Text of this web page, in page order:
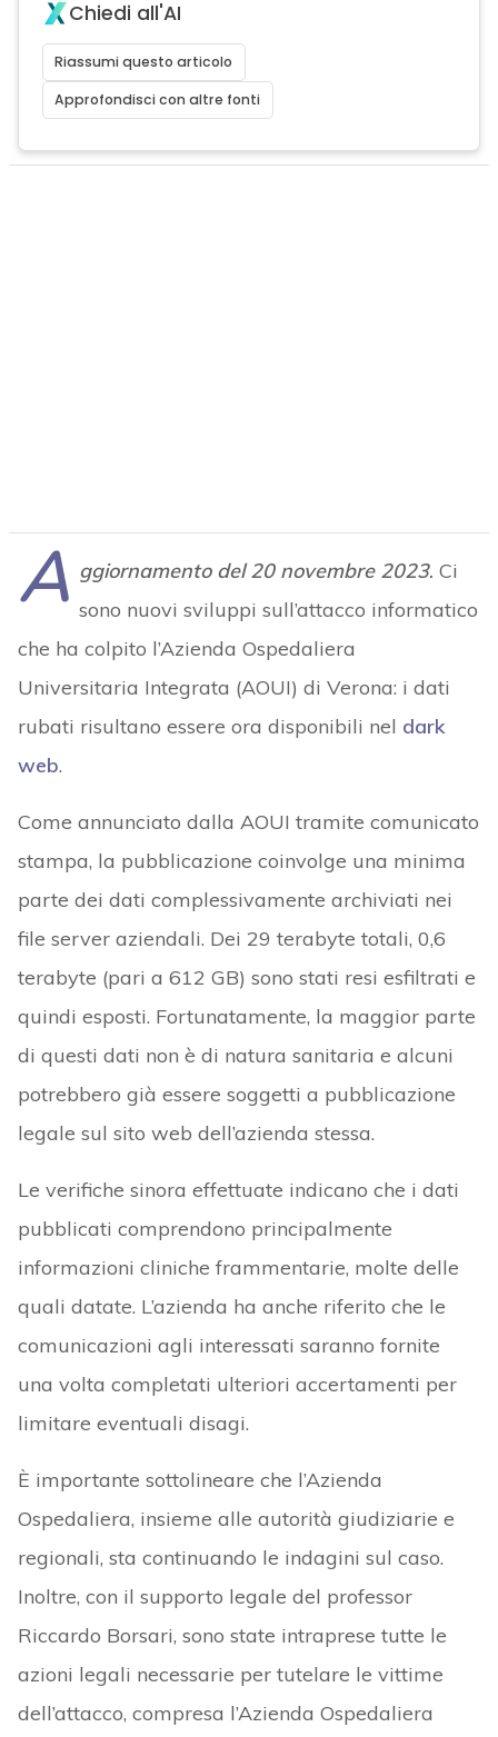
Chiedi all'AI
Riassumi questo articolo
Approfondisci con altre fonti
A ggiornamento del 20 novembre 2023. Ci
sono nuovi sviluppi sull’attacco informatico
che ha colpito l’Azienda Ospedaliera
Universitaria Integrata (AOUI) di Verona: i dati
rubati risultano essere ora disponibili nel dark
web.
Come annunciato dalla AOUI tramite comunicato
stampa, la pubblicazione coinvolge una minima
parte dei dati complessivamente archiviati nei
file server aziendali. Dei 29 terabyte totali, 0,6
terabyte (pari a 612 GB) sono stati resi esfiltrati e
quindi esposti. Fortunatamente, la maggior parte
di questi dati non è di natura sanitaria e alcuni
potrebbero già essere soggetti a pubblicazione
legale sul sito web dell’azienda stessa.
Le verifiche sinora effettuate indicano che i dati
pubblicati comprendono principalmente
informazioni cliniche frammentarie, molte delle
quali datate. L’azienda ha anche riferito che le
comunicazioni agli interessati saranno fornite
una volta completati ulteriori accertamenti per
limitare eventuali disagi.
È importante sottolineare che l’Azienda
Ospedaliera, insieme alle autorità giudiziarie e
regionali, sta continuando le indagini sul caso.
Inoltre, con il supporto legale del professor
Riccardo Borsari, sono state intraprese tutte le
azioni legali necessarie per tutelare le vittime
dell’attacco, compresa l’Azienda Ospedaliera